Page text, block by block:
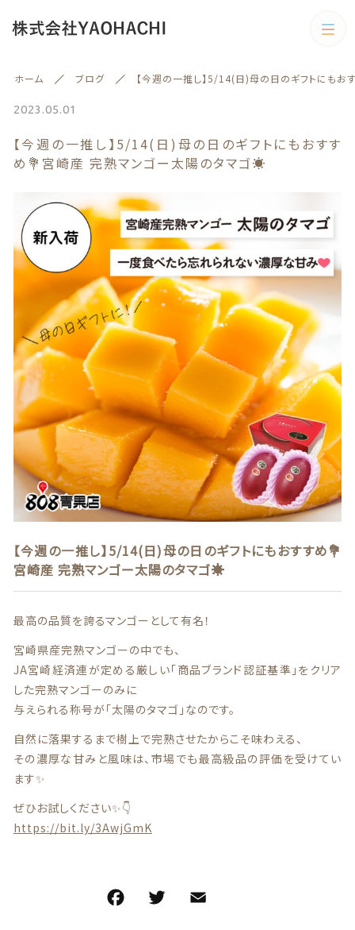
ホーム ブログ 【今週の一推し】5/14(日)母の日のギフトにも
2023.05.01
【今週の一推し】5/14(日)母の日のギフトにもおすす
め💐宮崎産 完熟マンゴー太陽のタマゴ☀️
【今週の一推し】5/14(日)母の日のギフトにもおすすめ💐
宮崎産 完熟マンゴー太陽のタマゴ☀️
最高の品質を誇るマンゴーとして有名！
宮崎県産完熟マンゴーの中でも、
JA宮崎経済連が定める厳しい「商品ブランド認証基準」をクリア
した完熟マンゴーのみに
与えられる称号が「太陽のタマゴ」なのです。
自然に落果するまで樹上で完熟させたからこそ味わえる、
その濃厚な甘みと風味は、市場でも最高級品の評価を受けてい
ます✨
ぜひお試しください✨👇
https://bit.ly/3AwjGmK
カテゴリー
果物 訳あり商品
カテゴリー一覧
情報セキュリティ基本方針
ランキング
セール商品
新着商品
商品一覧
最近チェックした商品
注文履歴
野菜
予約商品
旬の商品
果物
訳あり商品
贈答用商品
絞り込み検索
親カテゴリー
子カテゴリー
価格帯
その他
在庫あり セール
並び順